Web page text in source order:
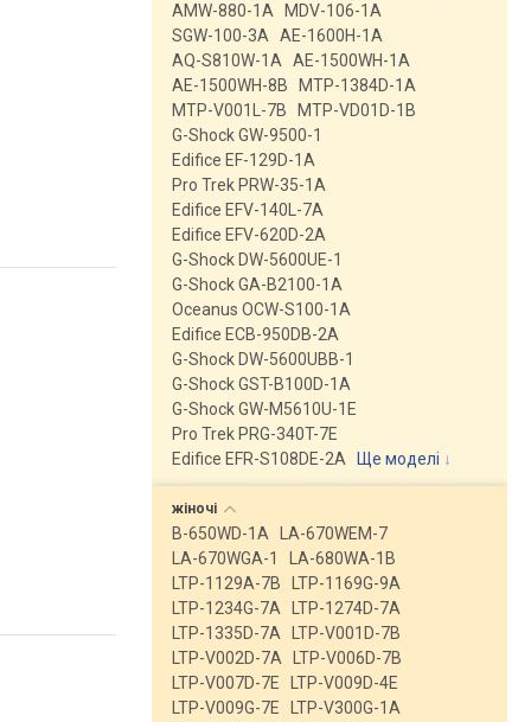
AMW-880-1A
MDV-106-1A
SGW-100-3A
AE-1600H-1A
AQ-S810W-1A
AE-1500WH-1A
AE-1500WH-8B
MTP-1384D-1A
MTP-V001L-7B
MTP-VD01D-1B
G-Shock GW-9500-1
Edifice EF-129D-1A
Pro Trek PRW-35-1A
Edifice EFV-140L-7A
Edifice EFV-620D-2A
G-Shock DW-5600UE-1
G-Shock GA-B2100-1A
Oceanus OCW-S100-1A
Edifice ECB-950DB-2A
G-Shock DW-5600UBB-1
G-Shock GST-B100D-1A
G-Shock GW-M5610U-1E
Pro Trek PRG-340T-7E
Edifice EFR-S108DE-2A
Ще моделі ↓
жіночі
B-650WD-1A
LA-670WEM-7
LA-670WGA-1
LA-680WA-1B
LTP-1129A-7B
LTP-1169G-9A
LTP-1234G-7A
LTP-1274D-7A
LTP-1335D-7A
LTP-V001D-7B
LTP-V002D-7A
LTP-V006D-7B
LTP-V007D-7E
LTP-V009D-4E
LTP-V009G-7E
LTP-V300G-1A